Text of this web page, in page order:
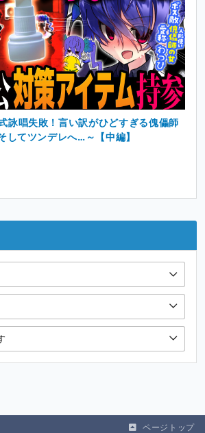
詠唱失敗！言い訳がひどすぎる傀儡師
してツンデレへ…～【中編】
ページトップ